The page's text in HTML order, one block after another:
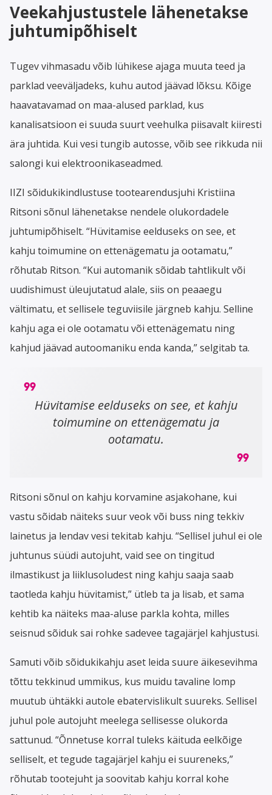
Veekahjustustele lähenetakse
juhtumipõhiselt
Tugev vihmasadu võib lühikese ajaga muuta teed ja
parklad veeväljadeks, kuhu autod jäävad lõksu. Kõige
haavatavamad on maa-alused parklad, kus
kanalisatsioon ei suuda suurt veehulka piisavalt kiiresti
ära juhtida. Kui vesi tungib autosse, võib see rikkuda nii
salongi kui elektroonikaseadmed.
IIZI sõidukikindlustuse tootearendusjuhi Kristiina
Ritsoni sõnul lähenetakse nendele olukordadele
juhtumipõhiselt. “Hüvitamise eelduseks on see, et
kahju toimumine on ettenägematu ja ootamatu,”
rõhutab Ritson. “Kui automanik sõidab tahtlikult või
uudishimust üleujutatud alale, siis on peaaegu
vältimatu, et sellisele teguviisile järgneb kahju. Selline
kahju aga ei ole ootamatu või ettenägematu ning
kahjud jäävad autoomaniku enda kanda,” selgitab ta.
Hüvitamise eelduseks on see, et kahju
toimumine on ettenägematu ja
ootamatu.
Ritsoni sõnul on kahju korvamine asjakohane, kui
vastu sõidab näiteks suur veok või buss ning tekkiv
lainetus ja lendav vesi tekitab kahju. “Sellisel juhul ei ole
juhtunus süüdi autojuht, vaid see on tingitud
ilmastikust ja liiklusoludest ning kahju saaja saab
taotleda kahju hüvitamist,” ütleb ta ja lisab, et sama
kehtib ka näiteks maa-aluse parkla kohta, milles
seisnud sõiduk sai rohke sadevee tagajärjel kahjustusi.
Samuti võib sõidukikahju aset leida suure äikesevihma
tõttu tekkinud ummikus, kus muidu tavaline lomp
muutub ühtäkki autole ebatervislikult suureks. Sellisel
juhul pole autojuht meelega sellisesse olukorda
sattunud. “Õnnetuse korral tuleks käituda eelkõige
selliselt, et tegude tagajärjel kahju ei suureneks,”
rõhutab tootejuht ja soovitab kahju korral kohe